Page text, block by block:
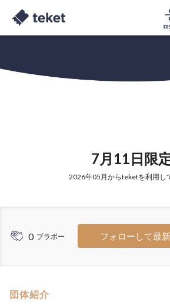
7月11日限
2026年05月からteketを利用し
0 ブラボー フォローして最
団体紹介